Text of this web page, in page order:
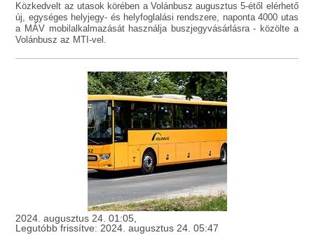
Közkedvelt az utasok körében a Volánbusz augusztus 5-étől elérhető
új, egységes helyjegy- és helyfoglalási rendszere, naponta 4000 utas
a MÁV mobilalkalmazását használja buszjegyvásárlásra - közölte a
Volánbusz az MTI-vel.
2024. augusztus 24. 01:05,
Legutóbb frissítve: 2024. augusztus 24. 05:47